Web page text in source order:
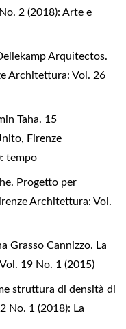
2 (2018): Arte e
Arquitectos.
Architettura: Vol. 26
Taha. 15
, Firenze
tempo
Progetto per
Architettura: Vol.
Grasso Cannizzo. La
19 No. 1 (2015)
struttura di densità di
No. 1 (2018): La